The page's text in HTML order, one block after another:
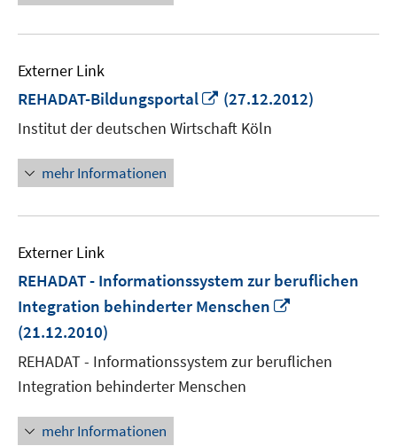
Externer Link
REHADAT-Bildungsportal
In
neuem
Fenster
(27.12.2012)
Institut der deutschen Wirtschaft Köln
mehr Informationen
Externer Link
REHADAT - Informationssystem zur beruflichen
Integration behinderter Menschen
öffnen
(21.12.2010)
REHADAT - Informationssystem zur beruflichen
Integration behinderter Menschen
mehr Informationen